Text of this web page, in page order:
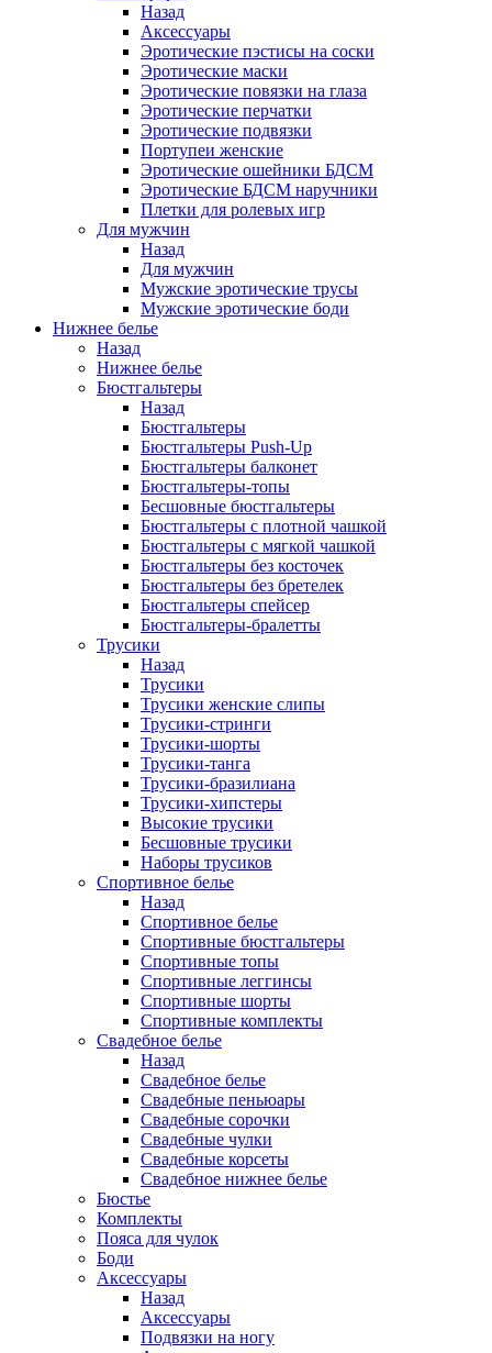
Назад
Аксессуары
Эротические пэстисы на соски
Эротические маски
Эротические повязки на глаза
Эротические перчатки
Эротические подвязки
Портупеи женские
Эротические ошейники БДСМ
Эротические БДСМ наручники
Плетки для ролевых игр
Для мужчин
Назад
Для мужчин
Мужские эротические трусы
Мужские эротические боди
Нижнее белье
Назад
Нижнее белье
Бюстгальтеры
Назад
Бюстгальтеры
Бюстгальтеры Push-Up
Бюстгальтеры балконет
Бюстгальтеры-топы
Бесшовные бюстгальтеры
Бюстгальтеры с плотной чашкой
Бюстгальтеры с мягкой чашкой
Бюстгальтеры без косточек
Бюстгальтеры без бретелек
Бюстгальтеры спейсер
Бюстгальтеры-бралетты
Трусики
Назад
Трусики
Трусики женские слипы
Трусики-стринги
Трусики-шорты
Трусики-танга
Трусики-бразилиана
Трусики-хипстеры
Высокие трусики
Бесшовные трусики
Наборы трусиков
Спортивное белье
Назад
Спортивное белье
Спортивные бюстгальтеры
Спортивные топы
Спортивные леггинсы
Спортивные шорты
Спортивные комплекты
Свадебное белье
Назад
Свадебное белье
Свадебные пеньюары
Свадебные сорочки
Свадебные чулки
Свадебные корсеты
Свадебное нижнее белье
Бюстье
Комплекты
Пояса для чулок
Боди
Аксессуары
Назад
Аксессуары
Подвязки на ногу